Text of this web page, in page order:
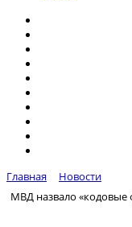
Главная
Новости
МВД назвало «кодовые